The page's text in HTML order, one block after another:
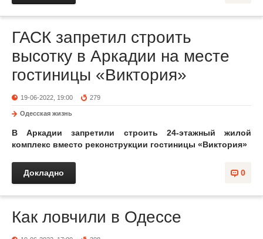
ГАСК запретил строить
высотку в Аркадии на месте
гостиницы «Виктория»
19-06-2022, 19:00 279
Одесская жизнь
В Аркадии запретили строить 24-этажный жилой
комплекс вместо реконструкции гостиницы «Виктория»
0
Докладно
Как ловчили в Одессе